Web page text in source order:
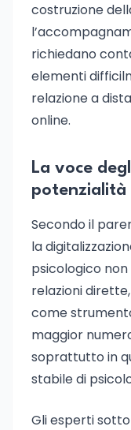
costruzione
richiedano
elementi
relazione a
online.
La voce
potenzialità
Secondo il
la
psicologico
relazioni
come
maggior
soprattutto in
stabile di
Gli esperti